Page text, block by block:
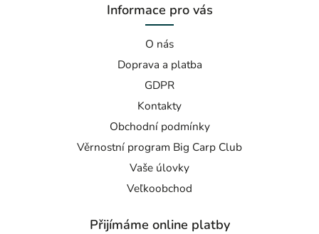
Informace pro vás
O nás
Doprava a platba
GDPR
Kontakty
Obchodní podmínky
Věrnostní program Big Carp Club
Vaše úlovky
Veľkoobchod
Přijímáme online platby